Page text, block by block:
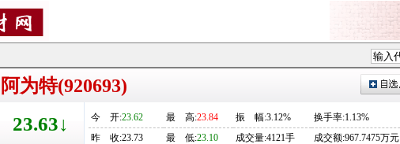
阿为特(920693)
23.63↓ 今 开:23.62 最 高:23.84 振 幅:3.12%
换手率:1.13%
昨
收:23.73 最 低:23.10 成交量:4121手
成交额:967.7475万元